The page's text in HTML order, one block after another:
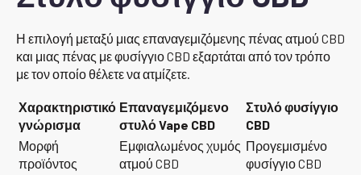
Η επιλογή μεταξύ μιας επαναγεμιζόμενης πένας ατμού CBD
και μιας πένας με φυσίγγιο CBD εξαρτάται από τον τρόπο
με τον οποίο θέλετε να ατμίζετε.
Χαρακτηριστικό
γνώρισμα
Επαναγεμιζόμενο
στυλό Vape CBD
Στυλό φυσίγγιο
CBD
Μορφή
προϊόντος
Εμφιαλωμένος χυμός
ατμού CBD
Προγεμισμένο
φυσίγγιο CBD